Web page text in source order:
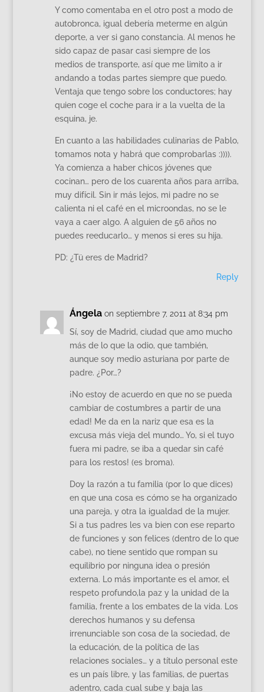
Y como comentaba en el otro post a modo de
autobronca, igual debería meterme en algún
deporte, a ver si gano constancia. Al menos he
sido capaz de pasar casi siempre de los
medios de transporte, así que me limito a ir
andando a todas partes siempre que puedo.
Ventaja que tengo sobre los conductores; hay
quien coge el coche para ir a la vuelta de la
esquina, je.
En cuanto a las habilidades culinarias de Pablo,
tomamos nota y habrá que comprobarlas :)))).
Ya comienza a haber chicos jóvenes que
cocinan… pero de los cuarenta años para arriba,
muy difícil. Sin ir más lejos, mi padre no se
calienta ni el café en el microondas, no se le
vaya a caer algo. A alguien de 56 años no
puedes reeducarlo… y menos si eres su hija.
PD: ¿Tü eres de Madrid?
Reply
Ángela on septiembre 7, 2011 at 8:34 pm
Sí, soy de Madrid, ciudad que amo mucho
más de lo que la odio, que también,
aunque soy medio asturiana por parte de
padre. ¿Por…?
¡No estoy de acuerdo en que no se pueda
cambiar de costumbres a partir de una
edad! Me da en la nariz que esa es la
excusa más vieja del mundo… Yo, si el tuyo
fuera mi padre, se iba a quedar sin café
para los restos! (es broma).
Doy la razón a tu familia (por lo que dices)
en que una cosa es cómo se ha organizado
una pareja, y otra la igualdad de la mujer.
Si a tus padres les va bien con ese reparto
de funciones y son felices (dentro de lo que
cabe), no tiene sentido que rompan su
equilibrio por ninguna idea o presión
externa. Lo más importante es el amor, el
respeto profundo,la paz y la unidad de la
familia, frente a los embates de la vida. Los
derechos humanos y su defensa
irrenunciable son cosa de la sociedad, de
la educación, de la política de las
relaciones sociales… y a título personal este
es un país libre, y las familias, de puertas
adentro, cada cual sube y baja las